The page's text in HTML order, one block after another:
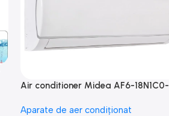
Air conditioner Midea AF6-18N1C0-
Aparate de aer condiționat